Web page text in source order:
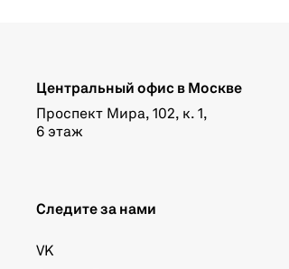
Центральный офис в Москве
Проспект Мира, 102, к. 1,
6 этаж
Следите за нами
VK